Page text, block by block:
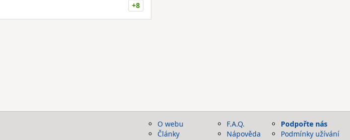
+8
O webu
Články
F.A.Q.
Nápověda
Podpořte nás
Podmínky užívání